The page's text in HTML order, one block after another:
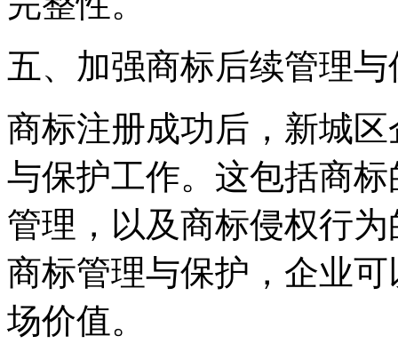
五、加强商标后续管理与
商标注册成功后，新城
与保护工作。这包括商
管理，以及商标侵权行
商标管理与保护，企业
场价值。